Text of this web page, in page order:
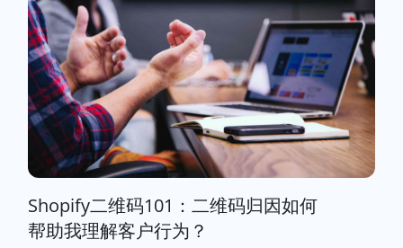
Shopify二维码101：二维码归因如何
帮助我理解客户行为？